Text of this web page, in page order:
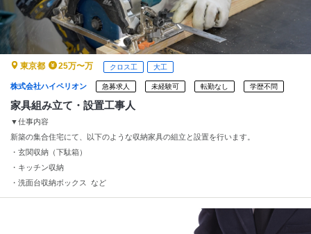
東京都 25万〜万 クロス工 大工
株式会社ハイペリオン 急募求人 未経験可 転勤なし 学歴不問
家具組み立て・設置工事人
▼仕事内容
新築の集合住宅にて、以下のような収納家具の組立と設置を行います。
・玄関収納（下駄箱）
・キッチン収納
・洗面台収納ボックス など
▼作業の流れ
・工場で加工されたパーツを、現場で図面を見ながら組立
・インパクトドライバーでビス留めし、家具を完成させていきます